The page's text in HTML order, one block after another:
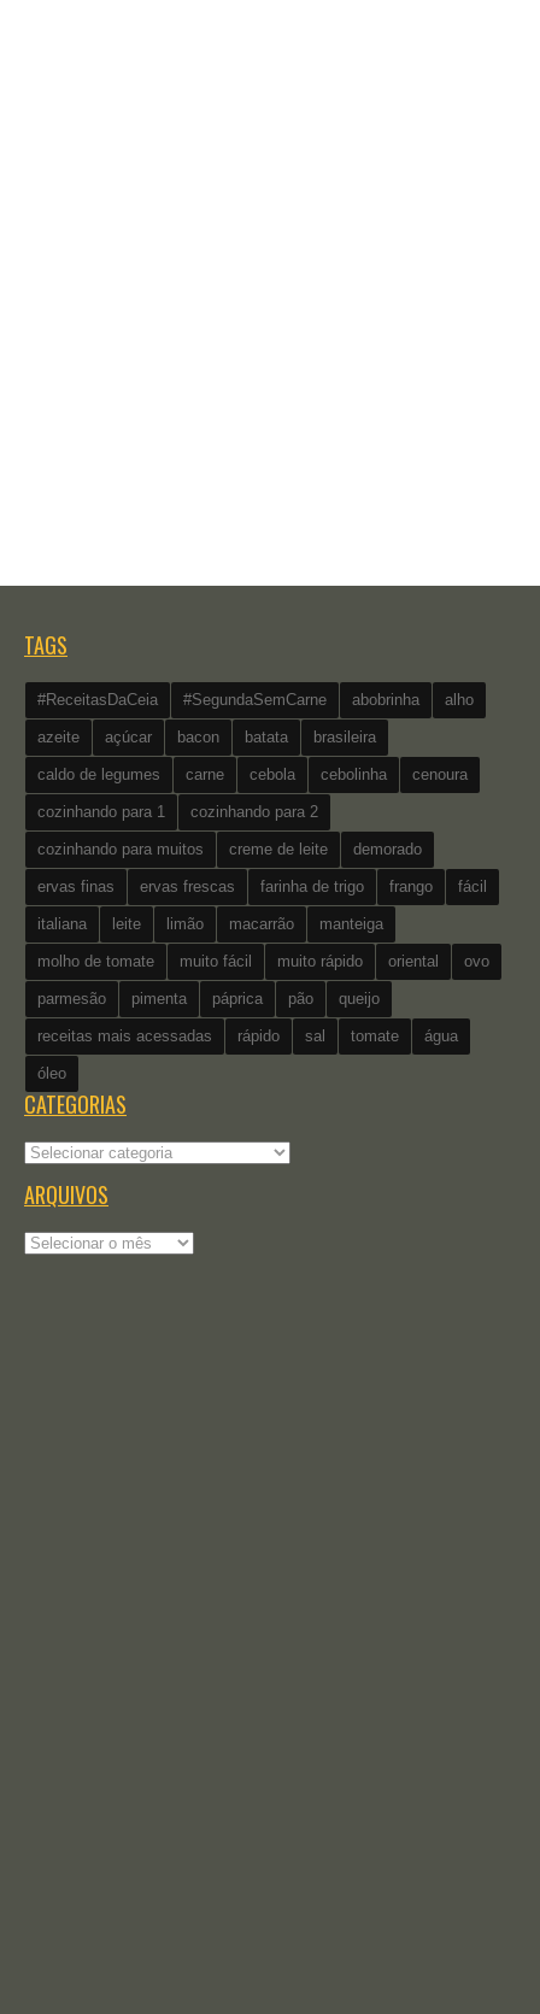
TAGS
#ReceitasDaCeia #SegundaSemCarne abobrinha alho
azeite açúcar bacon batata brasileira
caldo de legumes carne cebola cebolinha cenoura
cozinhando para 1 cozinhando para 2
cozinhando para muitos creme de leite demorado
ervas finas ervas frescas farinha de trigo frango fácil
italiana leite limão macarrão manteiga
molho de tomate muito fácil muito rápido oriental ovo
parmesão pimenta páprica pão queijo
receitas mais acessadas rápido sal tomate água
óleo
CATEGORIAS
Categorias
ARQUIVOS
Arquivos